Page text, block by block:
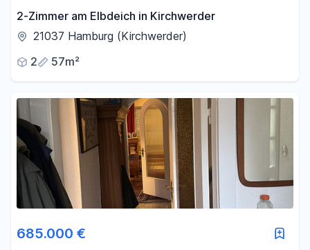
2-Zimmer am Elbdeich in Kirchwerder
21037 Hamburg (Kirchwerder)
2
57m²
685.000 €